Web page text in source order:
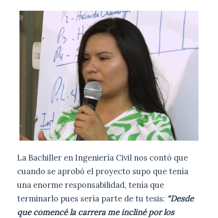
La Bachiller en Ingeniería Civil nos contó que
cuando se aprobó el proyecto supo que tenía
una enorme responsabilidad, tenía que
terminarlo pues sería parte de tu tesis: “Desde
que comencé la carrera me incliné por los